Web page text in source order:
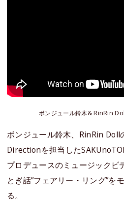
ボンジュール鈴木& RinRin
ボンジュール鈴木、RinRin
Directionを担当した
プロデュースのミュージックビ
とぎ話”フェアリー・リング”を
る。